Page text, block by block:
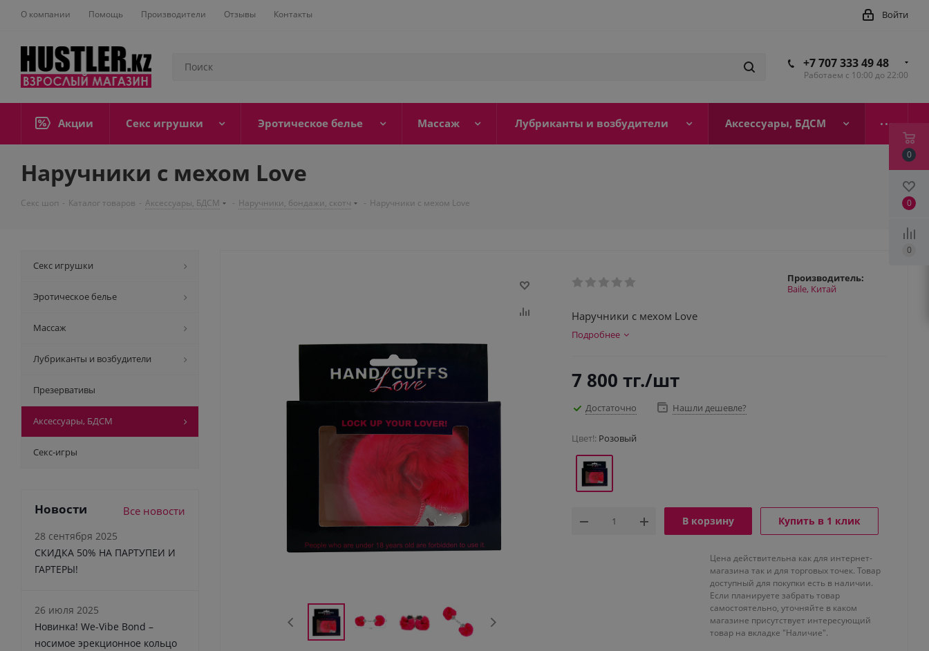
О компании Помощь Производители Отзывы Контакты Войти
+7 707 333 49 48
Работаем с 10:00 до 22:00
Акции Секс игрушки Эротическое белье Массаж Лубриканты и возбудители Аксессуары, БДСМ
Наручники с мехом Love
Секс шоп - Каталог товаров - Аксессуары, БДСМ - Наручники, бондажи, скотч - Наручники с мехом Love
Производитель:
Baile, Китай
Наручники с мехом Love
Подробнее
7 800 тг./шт
Достаточно Нашли дешевле?
Цвет!: Розовый
В корзину Купить в 1 клик
Цена действительна как для интернет-
магазина так и для торговых точек. Товар
доступный для покупки есть в наличии.
Если планируете забрать товар
самостоятельно, уточняйте в каком
магазине присутствует интересующий
товар на вкладке "Наличие".
Секс игрушки
Эротическое белье
Массаж
Лубриканты и возбудители
Презервативы
Аксессуары, БДСМ
Секс-игры
Новости Все новости
28 сентября 2025
СКИДКА 50% НА ПАРТУПЕИ И
ГАРТЕРЫ!
26 июля 2025
Новинка! We-Vibe Bond –
носимое эрекционное кольцо
0
0
0